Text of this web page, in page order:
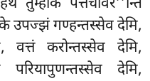
तुम्हाकं पत्तचीवर’’न्ति
उपज्झं गण्हन्तस्सेव देमि,
करोन्तस्सेव देमि,
देमि,